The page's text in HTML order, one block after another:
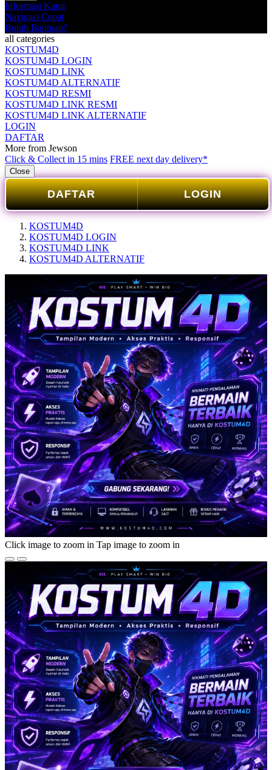
Informasi Kami
Navigasi Cepat
Butuh Bantuan?
all categories
KOSTUM4D
KOSTUM4D LOGIN
KOSTUM4D LINK
KOSTUM4D ALTERNATIF
KOSTUM4D RESMI
KOSTUM4D LINK RESMI
KOSTUM4D LINK ALTERNATIF
LOGIN
DAFTAR
More from Jewson
Click & Collect in 15 mins FREE next day delivery*
Close
DAFTAR LOGIN
KOSTUM4D
KOSTUM4D LOGIN
KOSTUM4D LINK
KOSTUM4D ALTERNATIF
Click image to zoom in Tap image to zoom in